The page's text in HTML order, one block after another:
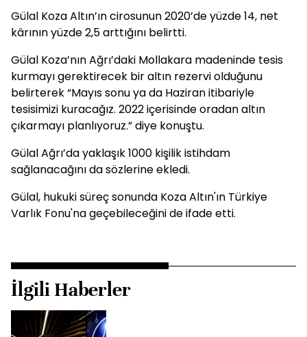
Gülal Koza Altın’ın cirosunun 2020’de yüzde 14, net
kârının yüzde 2,5 arttığını belirtti.
Gülal Koza’nın Ağrı’daki Mollakara madeninde tesis
kurmayı gerektirecek bir altın rezervi olduğunu
belirterek “Mayıs sonu ya da Haziran itibariyle
tesisimizi kuracağız. 2022 içerisinde oradan altın
çıkarmayı planlıyoruz.” diye konuştu.
Gülal Ağrı’da yaklaşık 1000 kişilik istihdam
sağlanacağını da sözlerine ekledi.
Gülal, hukuki süreç sonunda Koza Altın'ın Türkiye
Varlık Fonu'na geçebileceğini de ifade etti.
İlgili Haberler